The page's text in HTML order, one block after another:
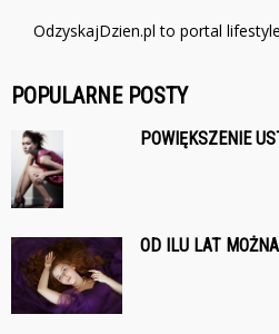
OdzyskajDzien.pl to portal
POPULARNE POSTY
POWIĘKSZENIE
OD ILU LAT